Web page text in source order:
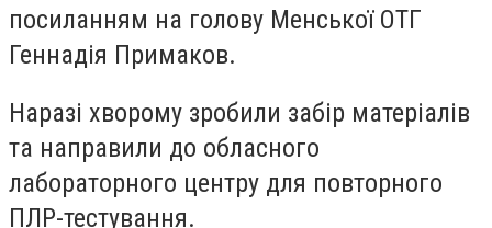
посиланням на голову Менської ОТГ
Геннадія Примаков.
Наразі хворому зробили забір матеріалів
та направили до обласного
лабораторного центру для повторного
ПЛР-тестування.